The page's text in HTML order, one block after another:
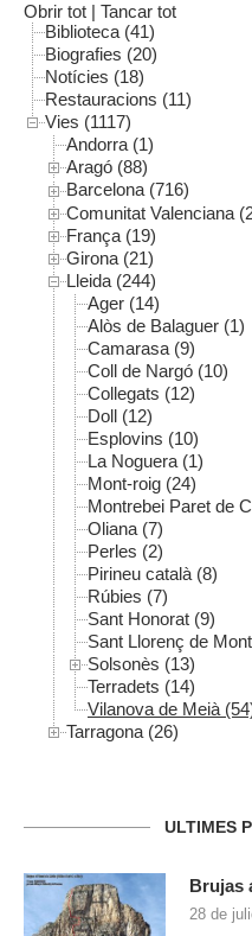
Obrir tot | Tancar tot
Biblioteca (41)
Biografies (20)
Notícies (18)
Restauracions (11)
Vies (1117)
Andorra (1)
Aragó (88)
Barcelona (716)
Comunitat Valenciana
França (19)
Girona (21)
Lleida (244)
Ager (14)
Alòs de Balaguer (1)
Camarasa (9)
Coll de Nargó (10)
Collegats (12)
Doll (12)
Esplovins (10)
La Noguera (1)
Mont-roig (24)
Montrebei Paret de
Oliana (7)
Perles (2)
Pirineu català (8)
Rúbies (7)
Sant Honorat (9)
Sant Llorenç de
Solsonès (13)
Terradets (14)
Vilanova de Meià
Tarragona (26)
ULTIMES
Brujas
28 de